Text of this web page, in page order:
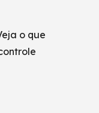
o que